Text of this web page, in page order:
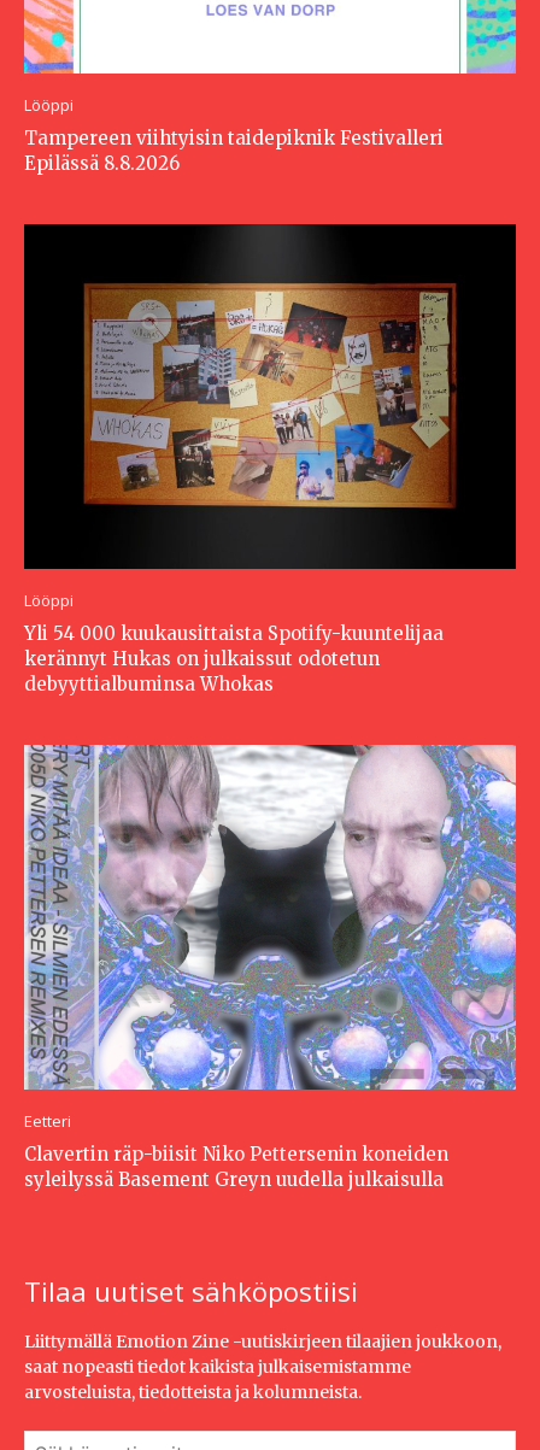
Lööppi
Tampereen viihtyisin taidepiknik Festivalleri
Epilässä 8.8.2026
Lööppi
Yli 54 000 kuukausittaista Spotify-kuuntelijaa
kerännyt Hukas on julkaissut odotetun
debyyttialbuminsa Whokas
Eetteri
Clavertin räp-biisit Niko Pettersenin koneiden
syleilyssä Basement Greyn uudella julkaisulla
Tilaa uutiset sähköpostiisi
Liittymällä Emotion Zine -uutiskirjeen tilaajien joukkoon,
saat nopeasti tiedot kaikista julkaisemistamme
arvosteluista, tiedotteista ja kolumneista.